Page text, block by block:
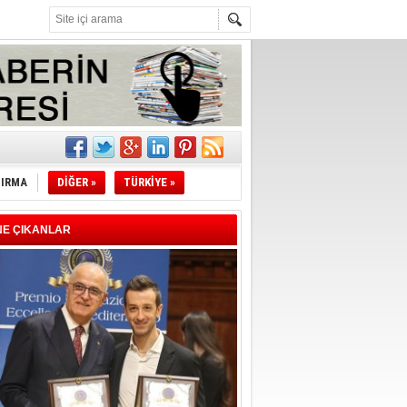
DİĞER » TÜRKİYE »
ÇIKANLAR